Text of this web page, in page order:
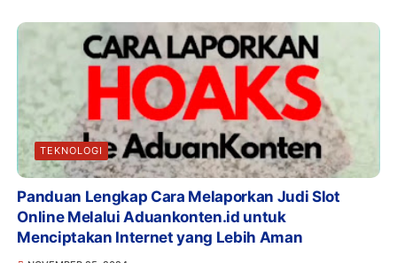
TEKNOLOGI
Panduan Lengkap Cara Melaporkan Judi Slot
Online Melalui Aduankonten.id untuk
Menciptakan Internet yang Lebih Aman